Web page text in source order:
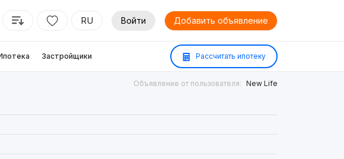
RU Войти Добавить объявление
Застройщики Рассчитать ипотеку
Объявление от пользователя: New Life